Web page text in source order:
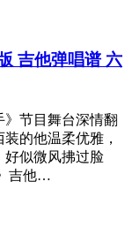
吉他弹唱谱 六
节目舞台深情翻
的他温柔优雅，
好似微风拂过脸
吉他…